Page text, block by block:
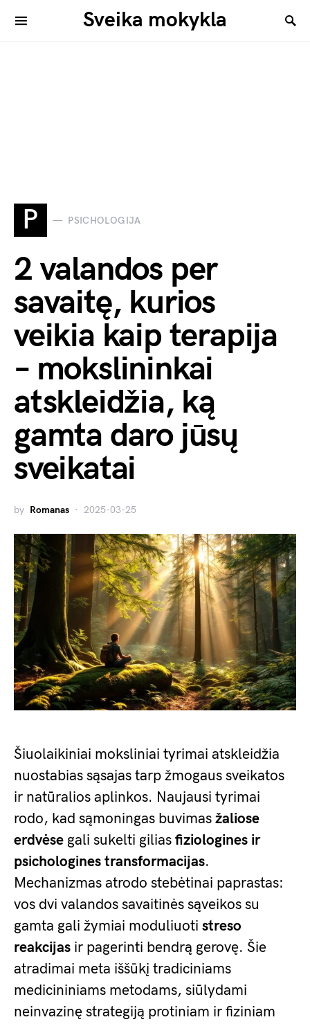
Sveika mokykla
P PSICHOLOGIJA
2 valandos per
savaitę, kurios
veikia kaip terapija
– mokslininkai
atskleidžia, ką
gamta daro jūsų
sveikatai
by Romanas 2025-03-25
Šiuolaikiniai moksliniai tyrimai atskleidžia
nuostabias sąsajas tarp žmogaus sveikatos
ir natūralios aplinkos. Naujausi tyrimai
rodo, kad sąmoningas buvimas žaliose
erdvėse gali sukelti gilias fiziologines ir
psichologines transformacijas.
Mechanizmas atrodo stebėtinai paprastas:
vos dvi valandos savaitinės sąveikos su
gamta gali žymiai moduliuoti streso
reakcijas ir pagerinti bendrą gerovę. Šie
atradimai meta iššūkį tradiciniams
medicininiams metodams, siūlydami
neinvazinę strategiją protiniam ir fiziniam